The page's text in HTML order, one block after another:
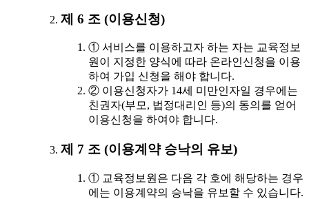
제 6 조 (이용신청)
① 서비스를 이용하고자 하는 자는 교육정보
원이 지정한 양식에 따라 온라인신청을 이용
하여 가입 신청을 해야 합니다.
② 이용신청자가 14세 미만인자일 경우에는
친권자(부모, 법정대리인 등)의 동의를 얻어
이용신청을 하여야 합니다.
제 7 조 (이용계약 승낙의 유보)
① 교육정보원은 다음 각 호에 해당하는 경우
에는 이용계약의 승낙을 유보할 수 있습니다.